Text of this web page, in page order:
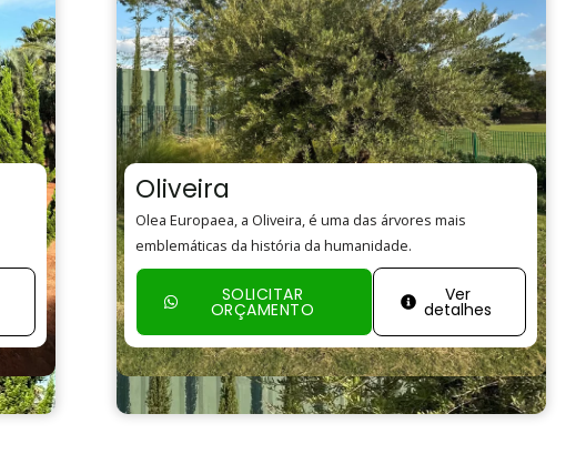
Oliveira
Olea Europaea, a Oliveira, é uma das árvores mais
emblemáticas da história da humanidade.
SOLICITAR
ORÇAMENTO
Ver
detalhes